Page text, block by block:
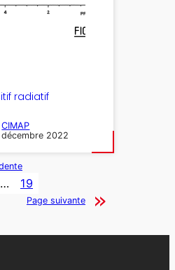
radiatif
CIMAP
décembre 2022
… 19
Page suivante